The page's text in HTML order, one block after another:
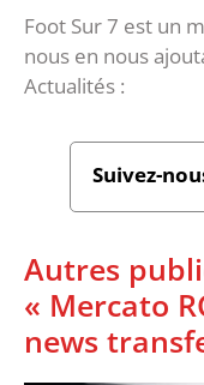
Foot Sur 7 est un
nous en nous
Actualités :
Suivez-
Autres
« Mercato
news